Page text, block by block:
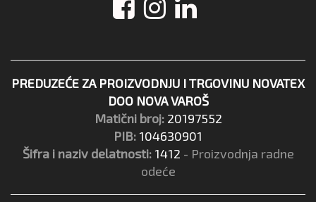
PREDUZEĆE ZA PROIZVODNJU I TRGOVINU NOVATEX
DOO NOVA VAROŠ
Matični broj: 20197552
PIB: 104630901
Šifra i naziv delatnosti: 1412 - Proizvodnja radne
odeće